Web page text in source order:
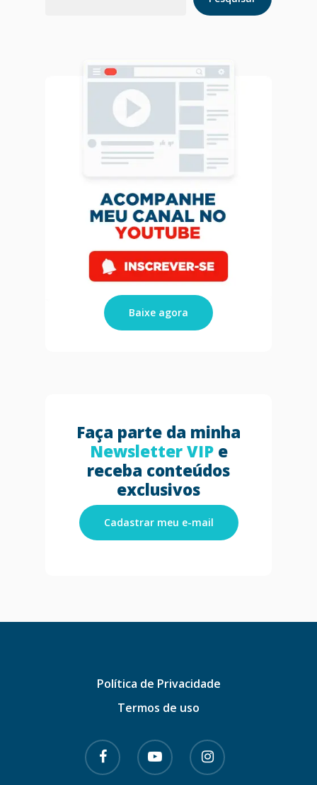
Baixe agora
Faça parte da minha
Newsletter VIPe
receba conteúdos
exclusivos
Cadastrar meu e-mail
Política de Privacidade
Termos de uso